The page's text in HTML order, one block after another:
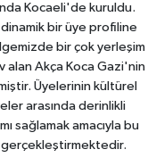
Kocaeli'de kuruldu.
bir üye profiline
bir çok yerleşim
Akça Koca Gazi'nin
Üyelerinin kültürel
arasında derinlikli
sağlamak amacıyla bu